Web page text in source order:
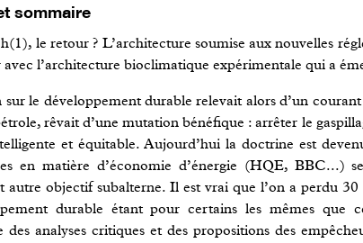
sommaire
le retour ? L’architecture soumise aux nouvelles
avec l’architecture bioclimatique expérimentale qui a
le développement durable relevait alors d’un
rêvait d’une mutation bénéfique : arrêter le
et équitable. Aujourd’hui la doctrine est
en matière d’économie d’énergie (HQE, BBC...)
autre objectif subalterne. Il est vrai que l’on a perdu 30
durable étant pour certains les mêmes
des analyses critiques et des propositions des